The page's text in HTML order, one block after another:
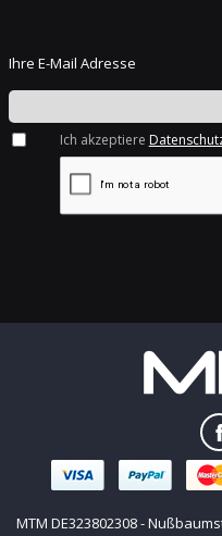
Ihre E-Mail Adresse
Ich akzeptiere
MTM DE323802308 -